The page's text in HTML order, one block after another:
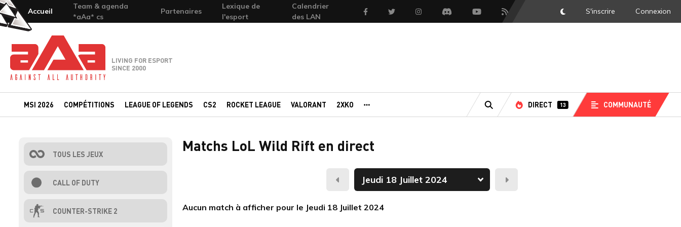
Accueil
Team & agenda
*aAa* cs
Partenaires
Lexique de
l'esport
Calendrier
des LAN
FacebookTwitter InstagramDiscord YoutubeFlux RSS DarkMode
S'inscrire Connexion
Team-aAa - against All authority
LIVING FOR ESPORT
SINCE 2000
MSI 2026 COMPÉTITIONS LEAGUE OF LEGENDS CS2 ROCKET LEAGUE VALORANT 2XKO
RECHERCHE
DIRECT 13 COMMUNAUTÉ
TOUS LES JEUX
CALL OF DUTY
COUNTER-STRIKE 2
Matchs LoL Wild Rift en direct
Hier Demain
Aucun match à afficher pour le Jeudi 18 Juillet 2024